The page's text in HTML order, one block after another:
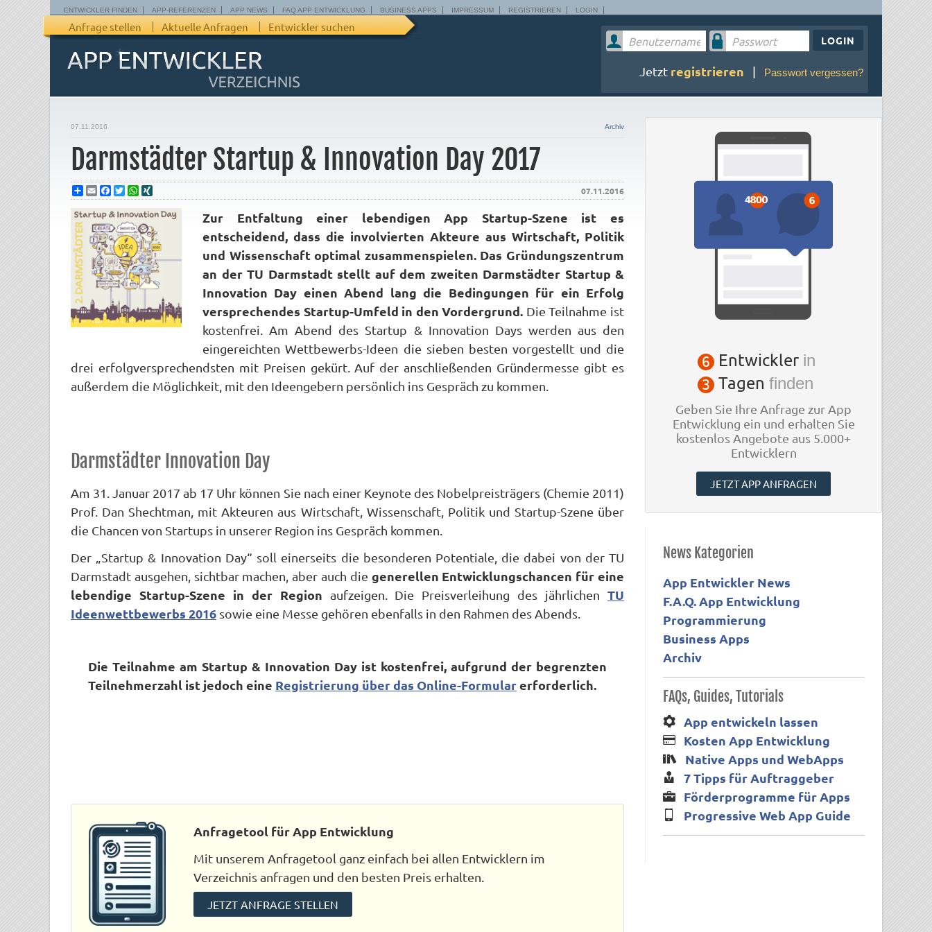
ENTWICKLER FINDEN APP-REFERENZEN APP NEWS FAQ APP ENTWICKLUNG BUSINESS APPS IMPRESSUM REGISTRIEREN LOGIN
Anfrage stellen Aktuelle Anfragen Entwickler suchen
LOGIN
Jetzt registrieren | Passwort vergessen?
07.11.2016 Archiv
Darmstädter Startup & Innovation Day 2017
07.11.2016
ShareEmailFacebook
TwitterWhatsApp
Zur Entfaltung einer lebendigen App Startup-Szene ist es
entscheidend, dass die involvierten Akteure aus Wirtschaft, Politik
und Wissenschaft optimal zusammenspielen. Das Gründungszentrum
an der TU Darmstadt stellt auf dem zweiten Darmstädter Startup &
Innovation Day einen Abend lang die Bedingungen für ein Erfolg
versprechendes Startup-Umfeld in den Vordergrund. Die Teilnahme ist
kostenfrei. Am Abend des Startup & Innovation Days werden aus den
eingereichten Wettbewerbs-Ideen die sieben besten vorgestellt und die
drei erfolgversprechendsten mit Preisen gekürt. Auf der anschließenden Gründermesse gibt es
außerdem die Möglichkeit, mit den Ideengebern persönlich ins Gespräch zu kommen.
Darmstädter Innovation Day
Am 31. Januar 2017 ab 17 Uhr können Sie nach einer Keynote des Nobelpreisträgers (Chemie 2011)
Prof. Dan Shechtman, mit Akteuren aus Wirtschaft, Wissenschaft, Politik und Startup-Szene über
die Chancen von Startups in unserer Region ins Gespräch kommen.
Der „Startup & Innovation Day“ soll einerseits die besonderen Potentiale, die dabei von der TU
Darmstadt ausgehen, sichtbar machen, aber auch die generellen Entwicklungschancen für eine
lebendige Startup-Szene in der Region aufzeigen. Die Preisverleihung des jährlichenTU
Ideenwettbewerbs 2016 sowie eine Messe gehören ebenfalls in den Rahmen des Abends.
Die Teilnahme am Startup & Innovation Day ist kostenfrei, aufgrund der begrenzten
Teilnehmerzahl ist jedoch eine Registrierung über das Online-Formularerforderlich.
Anfragetool für App Entwicklung
Mit unserem Anfragetool ganz einfach bei allen Entwicklern im
Verzeichnis anfragen und den besten Preis erhalten.
JETZT ANFRAGE STELLEN
6 Entwickler in
3 Tagen finden
Geben Sie Ihre Anfrage zur App
Entwicklung ein und erhalten Sie
kostenlos Angebote aus 5.000+
Entwicklern
JETZT APP ANFRAGEN
News Kategorien
App Entwickler News
F.A.Q. App Entwicklung
Programmierung
Business Apps
Archiv
FAQs, Guides, Tutorials
App entwickeln lassen
Kosten App Entwicklung
Native Apps und WebApps
7 Tipps für Auftraggeber
Förderprogramme für Apps
Progressive Web App Guide